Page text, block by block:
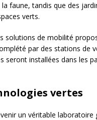
faune, tandis que des
verts.
solutions de mobilité
par des stations de
installées dans les
vertes
un véritable laboratoire